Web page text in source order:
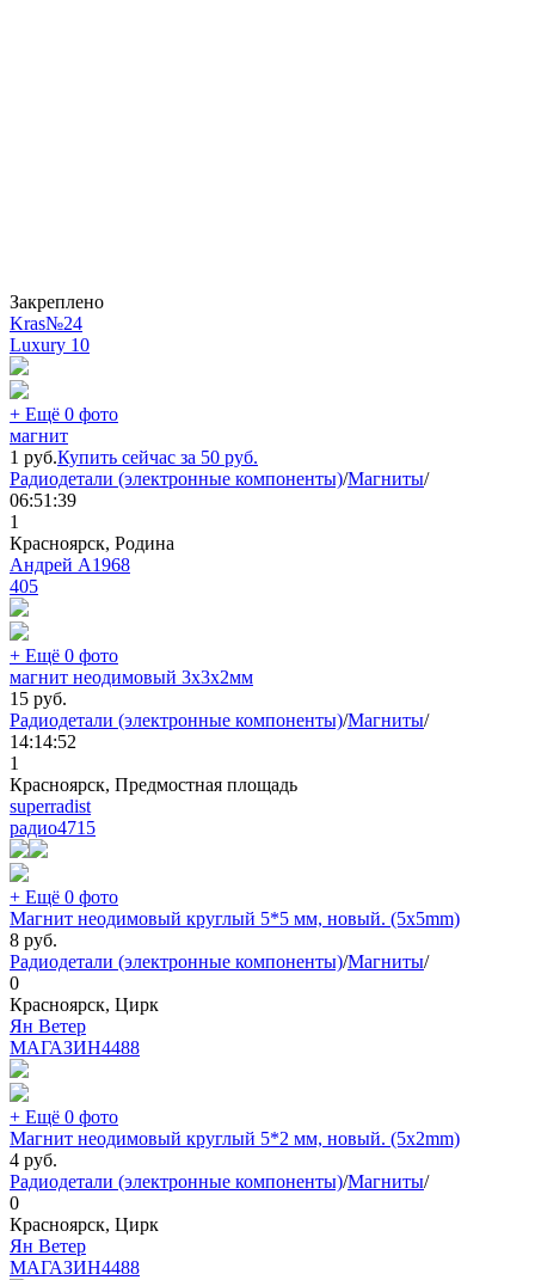
Закреплено
Kras№24
Luxury 10
+ Ещё 0 фото
магнит
1 руб.Купить сейчас за 50 руб.
Радиодетали (электронные компоненты)/Магниты/
06:51:39
1
Красноярск, Родина
Андрей А1968
405
+ Ещё 0 фото
магнит неодимовый 3x3x2мм
15 руб.
Радиодетали (электронные компоненты)/Магниты/
14:14:52
1
Красноярск, Предмостная площадь
superradist
радио4715
+ Ещё 0 фото
Магнит неодимовый круглый 5*5 мм, новый. (5x5mm)
8 руб.
Радиодетали (электронные компоненты)/Магниты/
0
Красноярск, Цирк
Ян Ветер
МАГАЗИН4488
+ Ещё 0 фото
Магнит неодимовый круглый 5*2 мм, новый. (5x2mm)
4 руб.
Радиодетали (электронные компоненты)/Магниты/
0
Красноярск, Цирк
Ян Ветер
МАГАЗИН4488